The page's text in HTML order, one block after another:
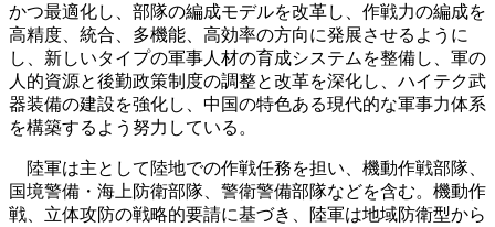
かつ最適化し、部隊の編成モデルを改革し、作戦力の編成を
高精度、統合、多機能、高効率の方向に発展させるように
し、新しいタイプの軍事人材の育成システムを整備し、軍の
人的資源と後勤政策制度の調整と改革を深化し、ハイテク武
器装備の建設を強化し、中国の特色ある現代的な軍事力体系
を構築するよう努力している。
陸軍は主として陸地での作戦任務を担い、機動作戦部隊、
国境警備・海上防衛部隊、警衛警備部隊などを含む。機動作
戦、立体攻防の戦略的要請に基づき、陸軍は地域防衛型から